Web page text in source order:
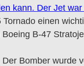
kann. Der Jet
einen
B-47
Bomber